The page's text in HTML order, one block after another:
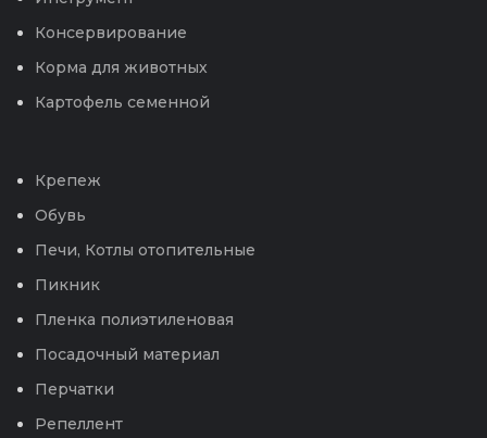
Консервирование
Корма для животных
Картофель семенной
Крепеж
Обувь
Печи, Котлы отопительные
Пикник
Пленка полиэтиленовая
Посадочный материал
Перчатки
Репеллент